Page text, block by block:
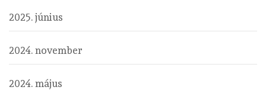
2025. június
2024. november
2024. május